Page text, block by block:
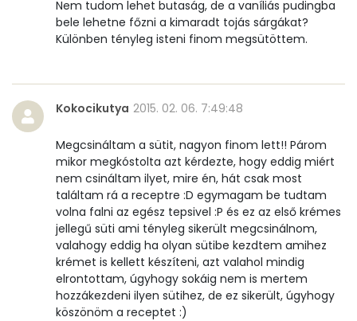
Nem tudom lehet butaság, de a vaníliás pudingba
bele lehetne főzni a kimaradt tojás sárgákat?
Különben tényleg isteni finom megsütöttem.
Kokocikutya 2015. 02. 06. 7:49:48
Megcsináltam a sütit, nagyon finom lett!! Párom
mikor megkóstolta azt kérdezte, hogy eddig miért
nem csináltam ilyet, mire én, hát csak most
találtam rá a receptre :D egymagam be tudtam
volna falni az egész tepsivel :P és ez az első krémes
jellegű süti ami tényleg sikerült megcsinálnom,
valahogy eddig ha olyan sütibe kezdtem amihez
krémet is kellett készíteni, azt valahol mindig
elrontottam, úgyhogy sokáig nem is mertem
hozzákezdeni ilyen sütihez, de ez sikerült, úgyhogy
köszönöm a receptet :)